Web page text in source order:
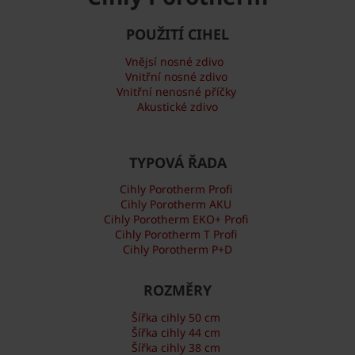
POUŽITÍ CIHEL
Vnějsí nosné zdivo
Vnitřní nosné zdivo
Vnitřní nenosné příčky
Akustické zdivo
TYPOVÁ ŘADA
Cihly Porotherm Profi
Cihly Porotherm AKU
Cihly Porotherm EKO+ Profi
Cihly Porotherm T Profi
Cihly Porotherm P+D
ROZMĚRY
Šířka cihly 50 cm
Šířka cihly 44 cm
Šířka cihly 38 cm